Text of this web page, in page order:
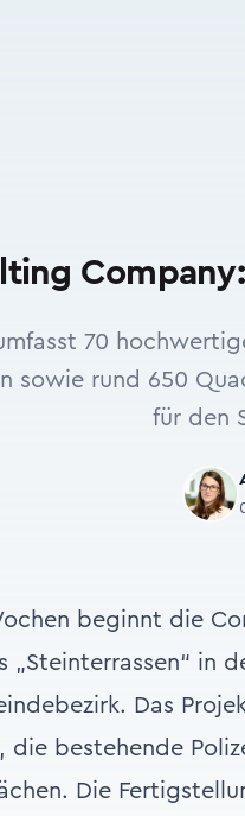
70
sowie rund 650
für den
beginnt die
„Steinterrassen“ in
Das
die bestehende
Die